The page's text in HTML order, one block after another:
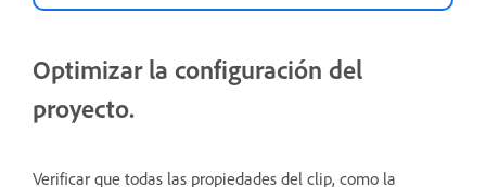
Optimizar la configuración del
proyecto.
Verificar que todas las propiedades del clip, como la